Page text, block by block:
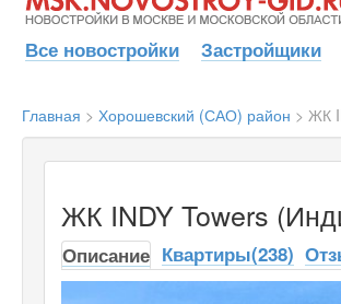
Все новостройки Застройщики
Главная > Хорошевский (САО) район > ЖК
ЖК INDY Towers
Описание Квартиры(238)